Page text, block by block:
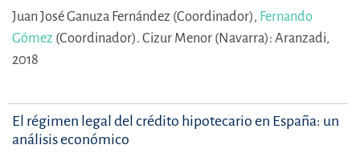
Juan José Ganuza Fernández (Coordinador), Fernando
Gómez (Coordinador). Cizur Menor (Navarra): Aranzadi,
2018
El régimen legal del crédito hipotecario en España: un
análisis económico